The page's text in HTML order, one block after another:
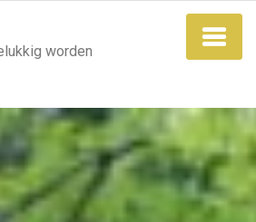
worden